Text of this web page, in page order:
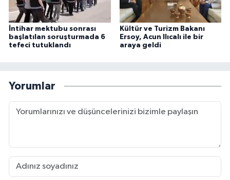
İntihar mektubu sonrası
başlatılan soruşturmada 6
tefeci tutuklandı
Kültür ve Turizm Bakanı
Ersoy, Acun Ilıcalı ile bir
araya geldi
Yorumlar